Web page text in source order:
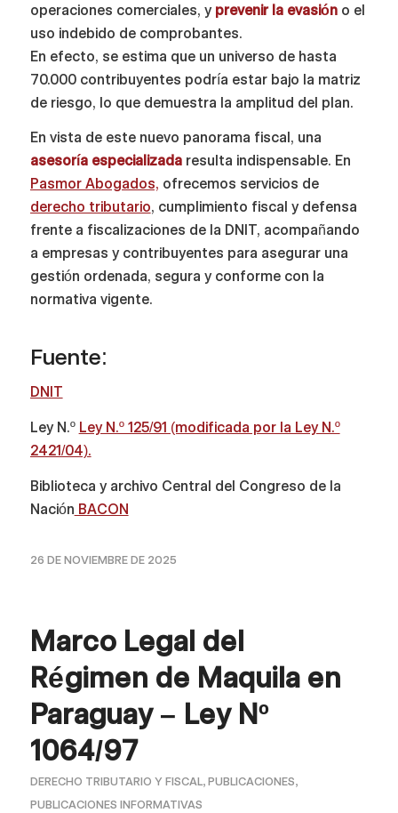
operaciones comerciales, y prevenir la evasióno el
uso indebido de comprobantes.
En efecto, se estima que un universo de hasta
70.000 contribuyentes podría estar bajo la matriz
de riesgo, lo que demuestra la amplitud del plan.
En vista de este nuevo panorama fiscal, una
asesoría especializadaresulta indispensable. En
Pasmor Abogados, ofrecemos servicios de
derecho tributario, cumplimiento fiscal y defensa
frente a fiscalizaciones de la DNIT, acompañando
a empresas y contribuyentes para asegurar una
gestión ordenada, segura y conforme con la
normativa vigente.
Fuente:
DNIT
Ley N.º Ley N.º 125/91 (modificada por la Ley N.º
2421/04).
Biblioteca y archivo Central del Congreso de la
Nación BACON
26 DE NOVIEMBRE DE 2025
Marco Legal del
Régimen de Maquila en
Paraguay – Ley Nº
1064/97
DERECHO TRIBUTARIO Y FISCAL, PUBLICACIONES,
PUBLICACIONES INFORMATIVAS